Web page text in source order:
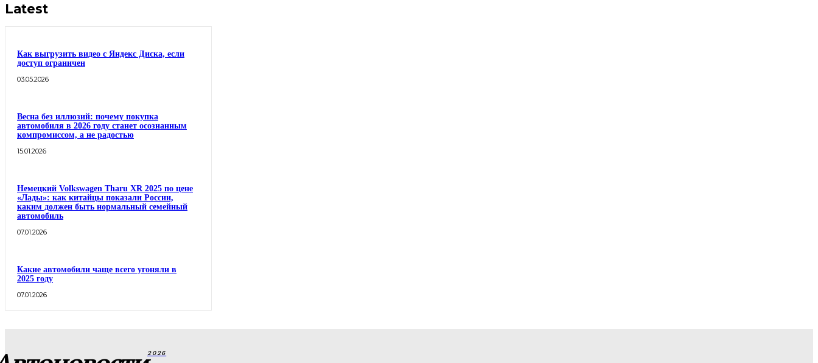
Latest
Как выгрузить видео с Яндекс Диска, если
доступ ограничен
03.05.2026
Весна без иллюзий: почему покупка
автомобиля в 2026 году станет осознанным
компромиссом, а не радостью
15.01.2026
Немецкий Volkswagen Tharu XR 2025 по цене
«Лады»: как китайцы показали России,
каким должен быть нормальный семейный
автомобиль
07.01.2026
Какие автомобили чаще всего угоняли в
2025 году
07.01.2026
2026